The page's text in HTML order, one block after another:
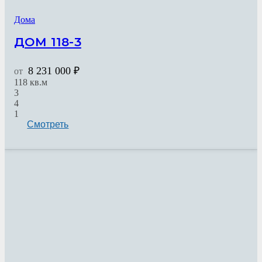
Дома
ДОМ 118-3
от 8 231 000₽
118 кв.м
3
4
1
Смотреть